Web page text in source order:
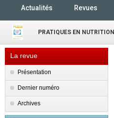
Actualités Revues
PRATIQUES EN NUTRITION
La revue
Présentation
Dernier numéro
Archives